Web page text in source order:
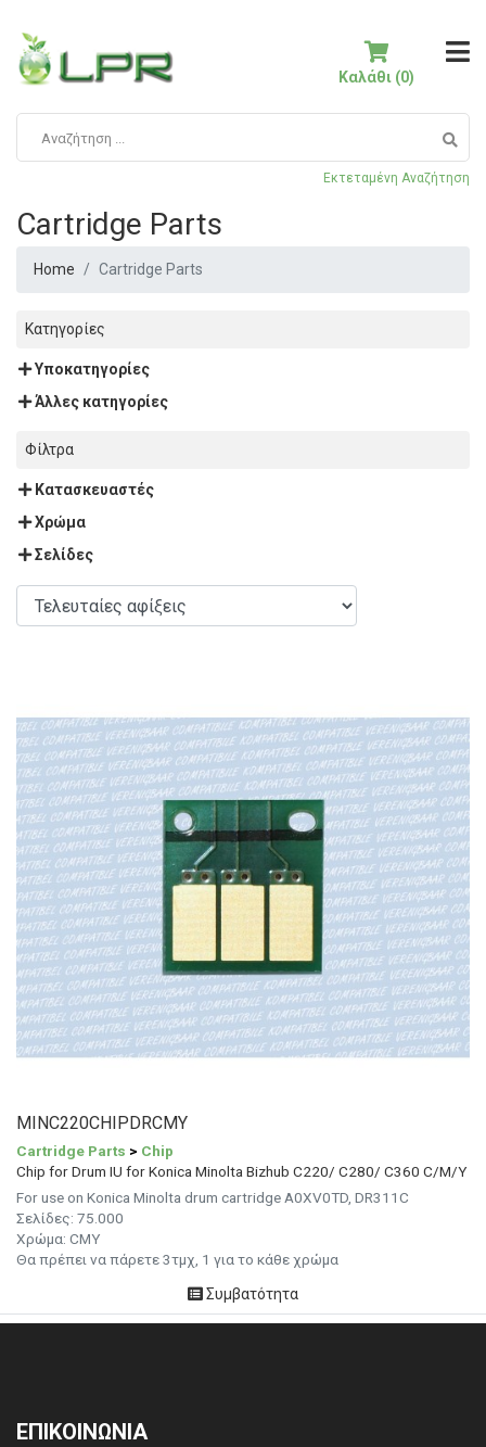
Εκτεταμένη Αναζήτηση
Καλάθι (0)
Cartridge Parts
Home Cartridge Parts
Κατηγορίες
Υποκατηγορίες
Άλλες κατηγορίες
Φίλτρα
Κατασκευαστές
Χρώμα
Σελίδες
MINC220CHIPDRCMY
Cartridge Parts > Chip
Chip for Drum IU for Konica Minolta Bizhub C220/ C280/ C360 C/M/Y
For use on Konica Minolta drum cartridge A0XV0TD, DR311C
Σελίδες: 75.000
Χρώμα: CMY
Θα πρέπει να πάρετε 3τμχ, 1 για το κάθε χρώμα
Συμβατότητα
ΕΠΙΚΟΙΝΩΝΙΑ